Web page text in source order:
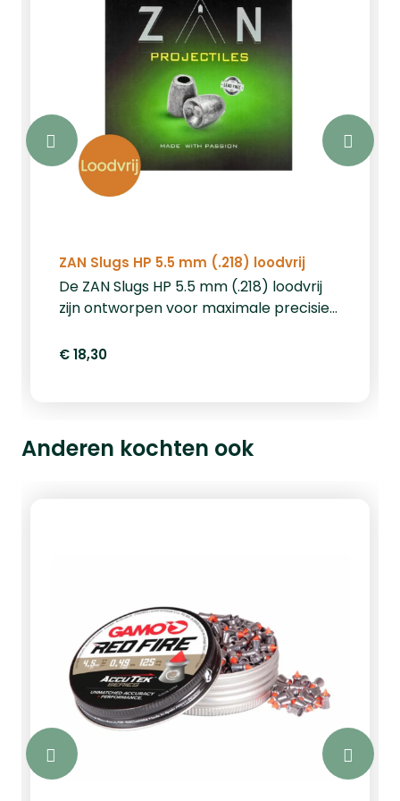
ZAN Slugs HP 5.5 mm (.218) loodvrij
De ZAN Slugs HP 5.5 mm (.218) loodvrij
zijn ontworpen voor maximale precisie
de holle punt (Hollow Point) zorgen
slugs van 15 grain worden koud geperst,
wat garant staat voor een constante
ideaal voor PCP-luchtdrukwapens met
een geschikt loopprofiel. Ze worden per
100 stuks geleverd in een
beschermende verpakking, om
beschadiging tijdens transport te
voorkomen.Specificaties ZAN Slugs
loodvrij:Merk: ZAN
ProjectilesProductcode:
LF15GN218Kaliber: 5.5 mm / .22Vorm:
€ 18,30
Anderen kochten ook